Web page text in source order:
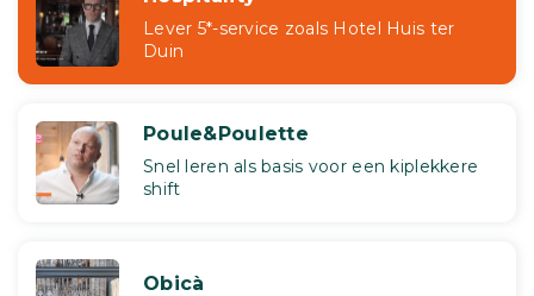
Lever 5*-service zoals Hotel Huis ter
Duin
Poule&Poulette
Snel leren als basis voor een kiplekkere
shift
Obicà